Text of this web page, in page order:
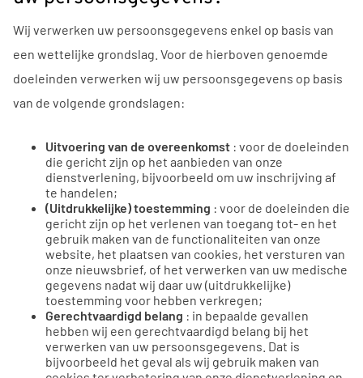
Wij verwerken uw persoonsgegevens enkel op basis van
een wettelijke grondslag. Voor de hierboven genoemde
doeleinden verwerken wij uw persoonsgegevens op basis
van de volgende grondslagen:
Uitvoering van de overeenkomst : voor de doeleinden
die gericht zijn op het aanbieden van onze
dienstverlening, bijvoorbeeld om uw inschrijving af
te handelen;
(Uitdrukkelijke) toestemming : voor de doeleinden die
gericht zijn op het verlenen van toegang tot- en het
gebruik maken van de functionaliteiten van onze
website, het plaatsen van cookies, het versturen van
onze nieuwsbrief, of het verwerken van uw medische
gegevens nadat wij daar uw (uitdrukkelijke)
toestemming voor hebben verkregen;
Gerechtvaardigd belang : in bepaalde gevallen
hebben wij een gerechtvaardigd belang bij het
verwerken van uw persoonsgegevens. Dat is
bijvoorbeeld het geval als wij gebruik maken van